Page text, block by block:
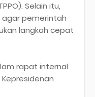
Selain itu,
agar pemerintah
langkah cepat
rapat internal